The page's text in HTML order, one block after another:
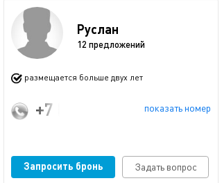
Руслан
12 предложений
размещается больше двух лет
показать номер
+7 (950) 322-52-22
Запросить бронь Задать вопрос